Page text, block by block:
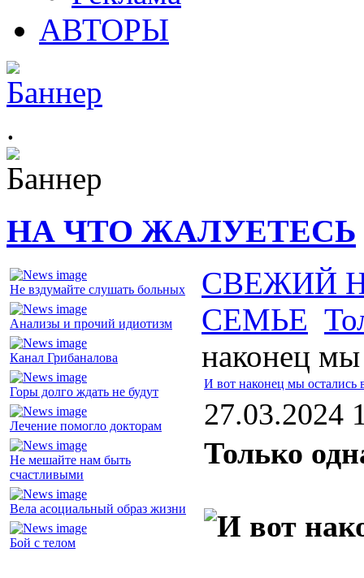
АВТОРЫ
.
НА ЧТО ЖАЛУЕТЕСЬ
Не вздумайте слушать больных
Анализы и прочий идиотизм
Канал Грибаналова
Горы долго ждать не будут
Лечение помогло докторам
Не мешайте нам быть
счастливыми
Вела асоциальный образ жизни
Бой с телом
СВЕЖИЙ
СЕМЬЕ
наконец мы
И вот наконец мы остались
27.03.2024
Только